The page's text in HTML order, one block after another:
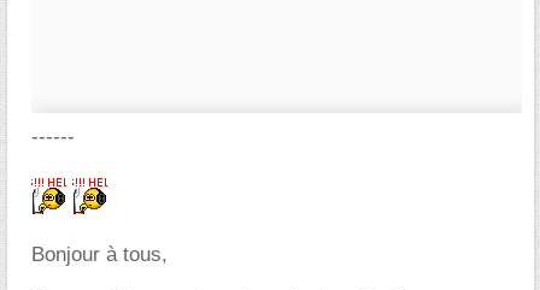
------
Bonjour à tous,